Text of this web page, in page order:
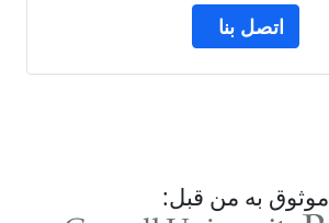
اتصل بنا
موثوق به من قبل: